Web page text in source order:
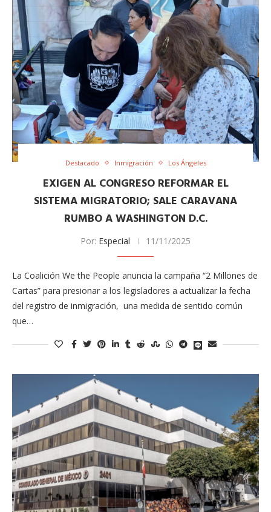
Destacado Inmigración Los Ángeles
EXIGEN AL CONGRESO REFORMAR EL
SISTEMA MIGRATORIO; SALE CARAVANA
RUMBO A WASHINGTON D.C.
Por: Especial 11/11/2025
La Coalición We the People anuncia la campaña “2 Millones de
Cartas” para presionar a los legisladores a actualizar la fecha
del registro de inmigración, una medida de sentido común
que…